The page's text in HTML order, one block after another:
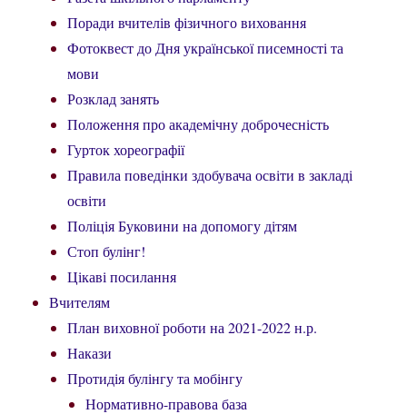
Поради вчителів фізичного виховання
Фотоквест до Дня української писемності та
мови
Розклад занять
Положення про академічну доброчесність
Гурток хореографії
Правила поведінки здобувача освіти в закладі
освіти
Поліція Буковини на допомогу дітям
Стоп булінг!
Цікаві посилання
Вчителям
План виховної роботи на 2021-2022 н.р.
Накази
Протидія булінгу та мобінгу
Нормативно-правова база